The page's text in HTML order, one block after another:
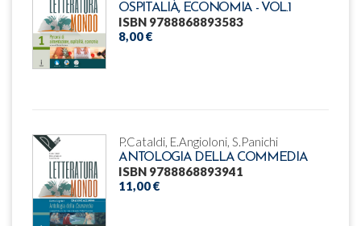
OSPITALIÀ, ECONOMIA - VOL.1
ISBN 9788868893583
8,00 €
P.Cataldi, E.Angioloni, S.Panichi
ANTOLOGIA DELLA COMMEDIA
ISBN 9788868893941
11,00 €